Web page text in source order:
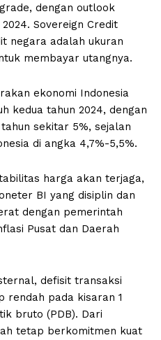
dengan outlook
Sovereign Credit
negara adalah ukuran
membayar utangnya.
ekonomi Indonesia
kedua tahun 2024, dengan
sekitar 5%, sejalan
di angka 4,7%-5,5%.
harga akan terjaga,
BI yang disiplin dan
dengan pemerintah
Pusat dan Daerah
defisit transaksi
pada kisaran 1
bruto (PDB). Dari
tetap berkomitmen kuat